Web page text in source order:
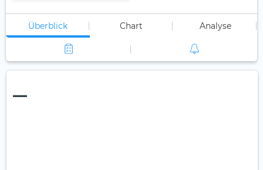
Überblick Chart Analyse
—